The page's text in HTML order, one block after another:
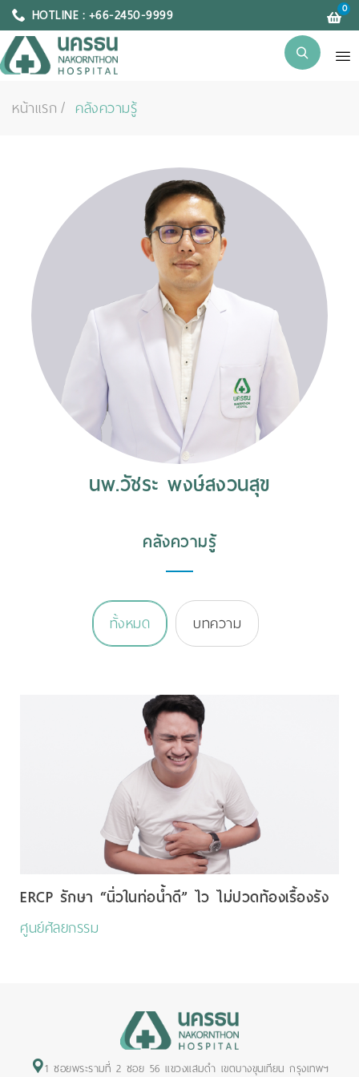
HOTLINE : +66-2450-9999 0
หน้าแรก คลังความรู้
นพ.วัชระ พงษ์สงวนสุข
คลังความรู้
ทั้งหมด บทความ
ERCP รักษา “นิ่วในท่อน้ำดี” ไว ไม่ปวดท้องเรื้องรัง
ศูนย์ศัลยกรรม
1 ซอยพระรามที่ 2 ซอย 56 แขวงแสมดำ เขตบางขุนเทียน กรุงเทพฯ